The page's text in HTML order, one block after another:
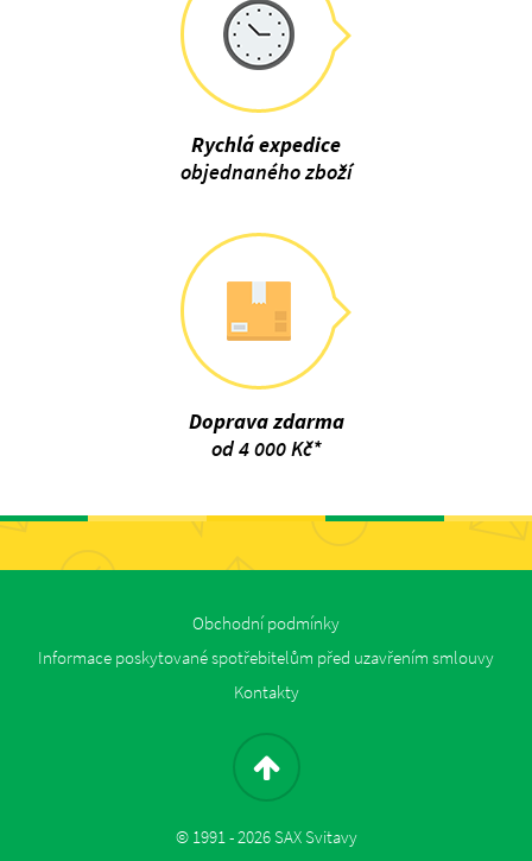
Rychlá expedice
objednaného zboží
Doprava zdarma
od 4 000 Kč*
Obchodní podmínky
Informace poskytované spotřebitelům před uzavřením smlouvy
Kontakty
© 1991 - 2026 SAX Svitavy